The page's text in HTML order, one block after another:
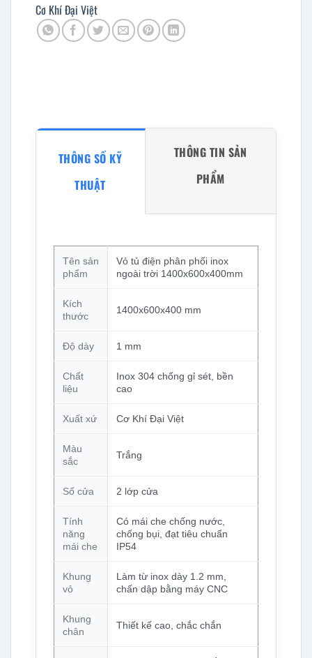
Cơ Khí Đại Việt
THÔNG SỐ KỸ
THUẬT
THÔNG TIN SẢN
PHẨM
Tên sản
phẩm
Vỏ tủ điện phân phối inox
ngoài trời 1400x600x400mm
Kích
thước
1400x600x400 mm
Độ dày 1 mm
Chất
liệu
Inox 304 chống gỉ sét, bền
cao
Xuất xứ Cơ Khí Đại Việt
Màu
sắc
Trắng
Số cửa 2 lớp cửa
Tính
năng
mái che
Có mái che chống nước,
chống bụi, đạt tiêu chuẩn
IP54
Khung
vỏ
Làm từ inox dày 1.2 mm,
chấn dập bằng máy CNC
Khung
chân
Thiết kế cao, chắc chắn